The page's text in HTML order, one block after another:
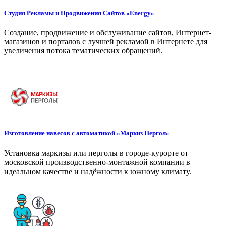
Студия Рекламы и Продвижения Сайтов «Energy»
Создание, продвижение и обслуживание сайтов, Интернет-
магазинов и порталов с лучшей рекламой в Интернете для
увеличения потока тематических обращений.
Изготовление навесов с автоматикой «Маркиз Пергол»
Установка маркизы или перголы в городе-курорте от
московской производственно-монтажной компании в
идеальном качестве и надёжности к южному климату.